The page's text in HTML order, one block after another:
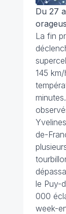
Du 27
La fin
145
de-
le Puy-
000
week-